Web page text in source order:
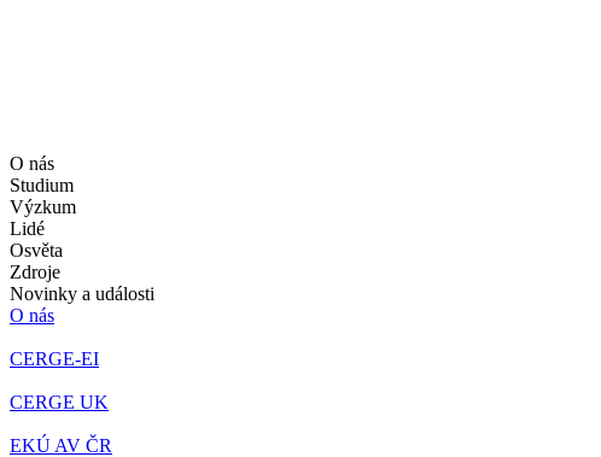
O nás
Studium
Výzkum
Lidé
Osvěta
Zdroje
Novinky a události
O nás
CERGE-EI
CERGE UK
EKÚ AV ČR